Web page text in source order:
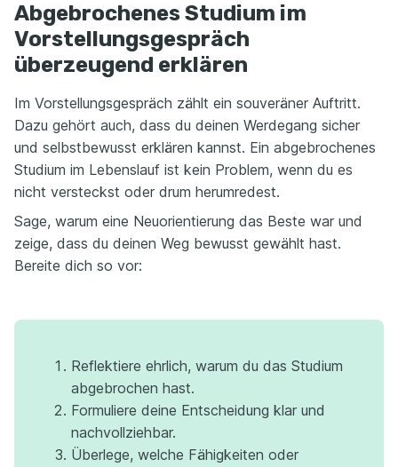
Abgebrochenes Studium im
Vorstellungsgespräch
überzeugend erklären
Im Vorstellungsgespräch zählt ein souveräner Auftritt.
Dazu gehört auch, dass du deinen Werdegang sicher
und selbstbewusst erklären kannst. Ein abgebrochenes
Studium im Lebenslauf ist kein Problem, wenn du es
nicht versteckst oder drum herumredest.
Sage, warum eine Neuorientierung das Beste war und
zeige, dass du deinen Weg bewusst gewählt hast.
Bereite dich so vor:
Reflektiere ehrlich, warum du das Studium
abgebrochen hast.
Formuliere deine Entscheidung klar und
nachvollziehbar.
Überlege, welche Fähigkeiten oder